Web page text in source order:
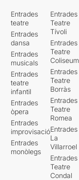
Entrades
teatre
Entrades
dansa
Entrades
musicals
Entrades
teatre
infantil
Entrades
òpera
Entrades
improvisació
Entrades
monòlegs
Entrades
Teatre
Tívoli
Entrades
Teatre
Coliseum
Entrades
Teatre
Borràs
Entrades
Teatre
Romea
Entrades
La
Villarroel
Entrades
Teatre
Condal